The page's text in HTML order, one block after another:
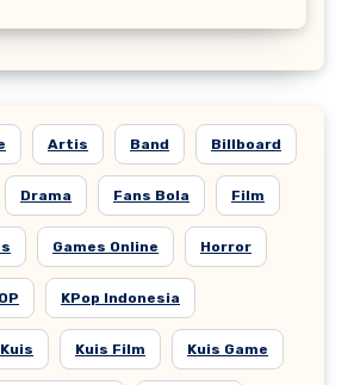
Artis Band Billboard
Drama Fans Bola Film
Games Online Horror
KPop Indonesia
Kuis Kuis Film Kuis Game